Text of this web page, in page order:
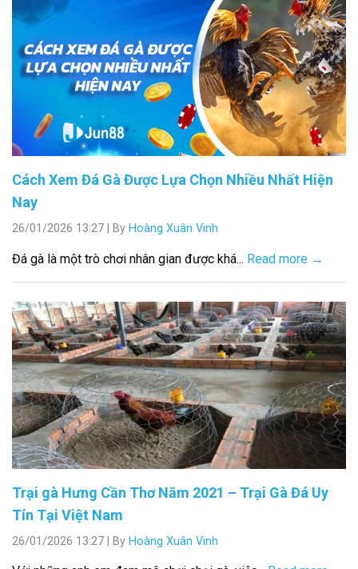
Cách Xem Đá Gà Được Lựa Chọn Nhiều Nhất Hiện
Nay
26/01/2026 13:27 By Hoàng Xuân Vinh
Đá gà là một trò chơi nhân gian được khá... Read more →
Trại gà Hưng Cần Thơ Năm 2021 – Trại Gà Đá Uy
Tín Tại Việt Nam
26/01/2026 13:27 By Hoàng Xuân Vinh